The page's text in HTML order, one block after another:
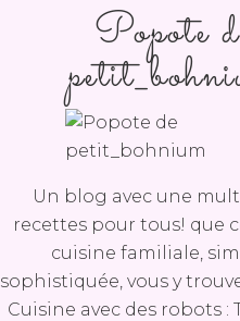
Popote
Un blog avec une
recettes pour tous! que
cuisine familiale,
sophistiquée, vous y
Cuisine avec des robots :